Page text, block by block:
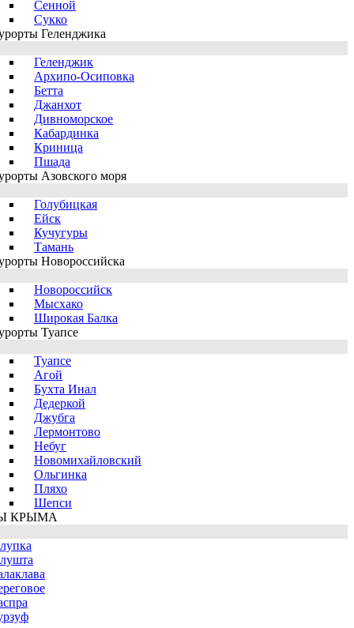
Сенной
Сукко
Геленджика
Геленджик
Архипо-Осиповка
Бетта
Джанхот
Дивноморское
Кабардинка
Криница
Пшада
Азовского моря
Голубицкая
Ейск
Кучугуры
Тамань
Новороссийска
Новороссийск
Мысхако
Широкая Балка
Туапсе
Туапсе
Агой
Бухта Инал
Дедеркой
Джубга
Лермонтово
Небуг
Новомихайловский
Ольгинка
Пляхо
Шепси
КРЫМА